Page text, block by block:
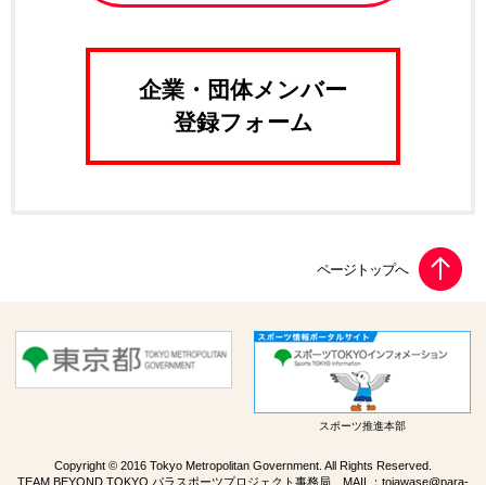
企業・団体メンバー
登録フォーム
スポーツ推進本部
Copyright © 2016 Tokyo Metropolitan Government. All Rights Reserved.
TEAM BEYOND TOKYO パラスポーツプロジェクト事務局 MAIL： toiawase@para-